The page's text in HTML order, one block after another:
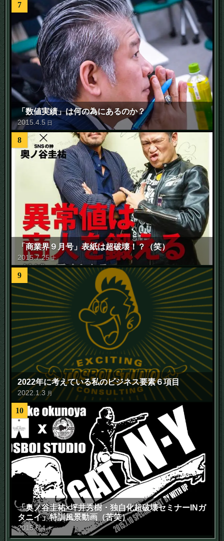
7
「数値実績」は何の為にあるのか？
2015 .4 .5 日
8
「商業界９月号」表紙は超破壊！？（笑）
2015.7.25 土
9
2022年に考えている私のビジネス要素６項目
2022 1.3 月
10
「奥ノ谷圭祐×坪井秀樹・独自化超破壊セミナーINガ
タニイ」特訓風景動画（苦笑）
2015.6.4 木